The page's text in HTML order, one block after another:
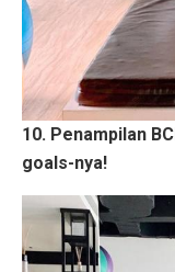
10. Penampilan
goals-nya!